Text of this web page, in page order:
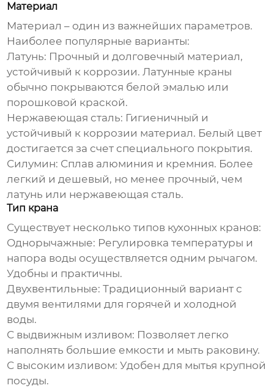
Материал
Материал – один из важнейших параметров.
Наиболее популярные варианты:
Латунь: Прочный и долговечный материал,
устойчивый к коррозии. Латунные краны
обычно покрываются белой эмалью или
порошковой краской.
Нержавеющая сталь: Гигиеничный и
устойчивый к коррозии материал. Белый цвет
достигается за счет специального покрытия.
Силумин: Сплав алюминия и кремния. Более
легкий и дешевый, но менее прочный, чем
латунь или нержавеющая сталь.
Тип крана
Существует несколько типов кухонных кранов:
Однорычажные: Регулировка температуры и
напора воды осуществляется одним рычагом.
Удобны и практичны.
Двухвентильные: Традиционный вариант с
двумя вентилями для горячей и холодной
воды.
С выдвижным изливом: Позволяет легко
наполнять большие емкости и мыть раковину.
С высоким изливом: Удобен для мытья крупной
посуды.